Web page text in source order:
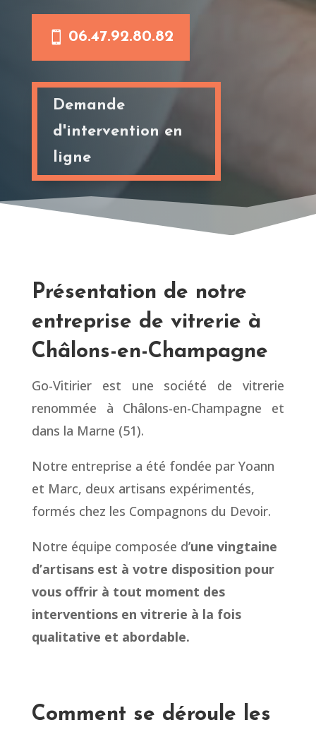
06.47.92.80.82
Demande
d'intervention en
ligne
Présentation de notre
entreprise de vitrerie à
Châlons-en-Champagne
Go-Vitirier est une société de vitrerie
renommée à Châlons-en-Champagne et
dans la Marne (51).
Notre entreprise a été fondée par Yoann
et Marc, deux artisans expérimentés,
formés chez les Compagnons du Devoir.
Notre équipe composée d’une vingtaine
d’artisans est à votre disposition pour
vous offrir à tout moment des
interventions en vitrerie à la fois
qualitative et abordable.
Comment se déroule les